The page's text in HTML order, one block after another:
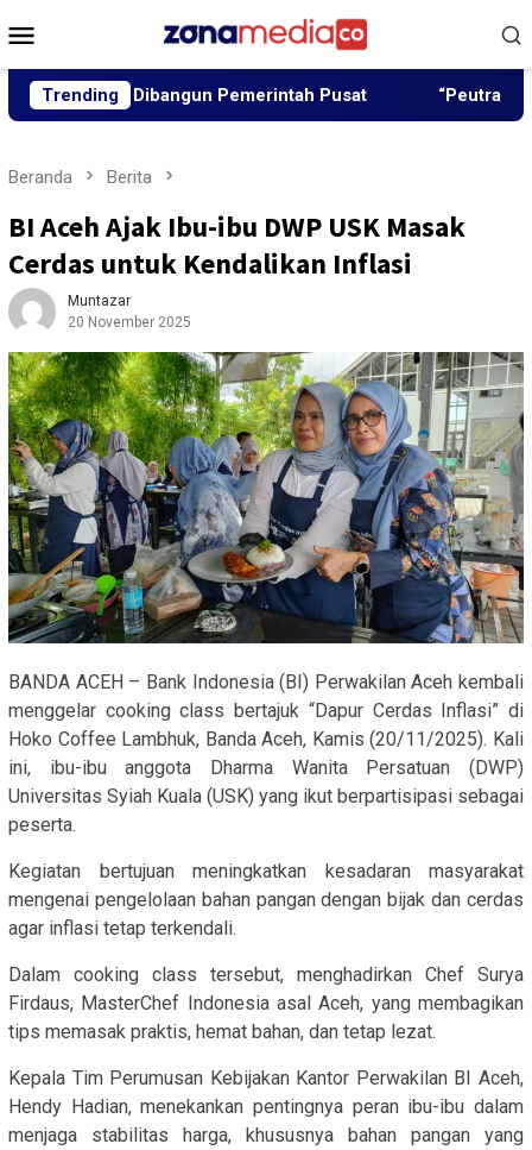
ke
Mobile
Trending
Dibangun Pemerintah Pusat “Peutrang Mata”,
Beranda Berita
BI Aceh Ajak Ibu-ibu DWP USK Masak
Cerdas untuk Kendalikan Inflasi
Muntazar
20 November 2025
BANDA ACEH – Bank Indonesia (BI) Perwakilan Aceh kembali
menggelar cooking class bertajuk “Dapur Cerdas Inflasi” di
Hoko Coffee Lambhuk, Banda Aceh, Kamis (20/11/2025). Kali
ini, ibu-ibu anggota Dharma Wanita Persatuan (DWP)
Universitas Syiah Kuala (USK) yang ikut berpartisipasi sebagai
peserta.
Kegiatan bertujuan meningkatkan kesadaran masyarakat
mengenai pengelolaan bahan pangan dengan bijak dan cerdas
agar inflasi tetap terkendali.
Dalam cooking class tersebut, menghadirkan Chef Surya
Firdaus, MasterChef Indonesia asal Aceh, yang membagikan
tips memasak praktis, hemat bahan, dan tetap lezat.
Kepala Tim Perumusan Kebijakan Kantor Perwakilan BI Aceh,
Hendy Hadian, menekankan pentingnya peran ibu-ibu dalam
menjaga stabilitas harga, khususnya bahan pangan yang